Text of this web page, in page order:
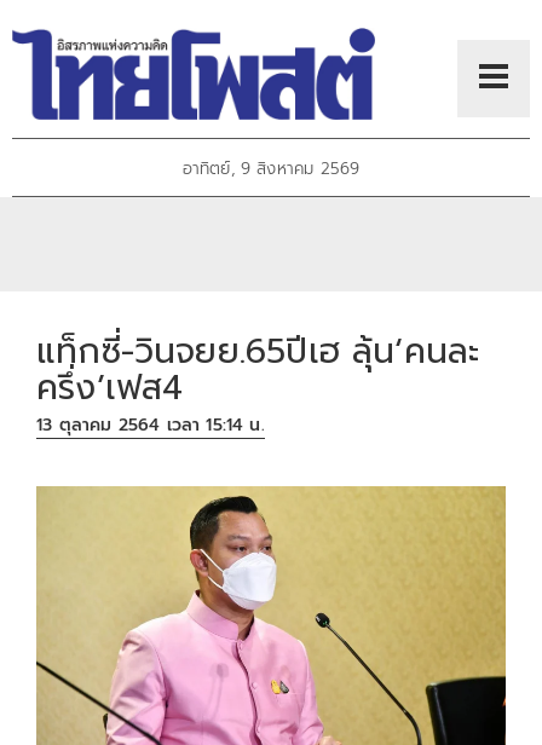
อาทิตย์, 9 สิงหาคม 2569
แท็กซี่-วินจยย.65ปีเฮ ลุ้น‘คนละ
ครึ่ง’เฟส4
13 ตุลาคม 2564 เวลา 15:14 น.